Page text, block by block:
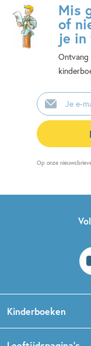
Mis
of
je in
Ontvang
E-
mailadres
Op onze
Kinderboeken